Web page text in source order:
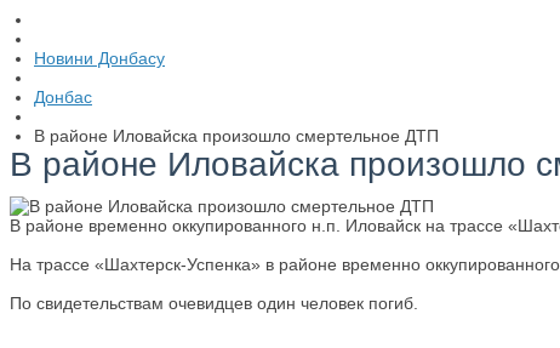
Новини Донбасу
Донбас
В районе Иловайска произошло смертельное ДТП
В районе Иловайска произошло
В районе временно оккупированного н.п. Иловайск на трассе
На трассе «Шахтерск-Успенка» в районе временно
По свидетельствам очевидцев один человек погиб.